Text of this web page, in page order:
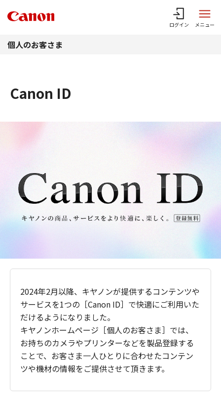
ログイン メニュー
個人のお客さま
Canon ID
2024年2月以降、キヤノンが提供するコンテンツや
サービスを1つの［Canon ID］で快適にご利用いた
だけるようになりました。
キヤノンホームページ［個人のお客さま］では、
お持ちのカメラやプリンターなどを製品登録する
ことで、お客さま一人ひとりに合わせたコンテン
ツや機材の情報をご提供させて頂きます。